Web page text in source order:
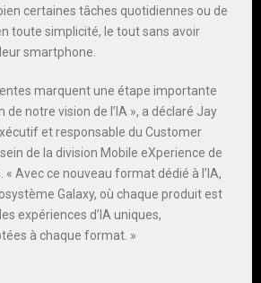
certaines tâches quotidiennes ou de
toute simplicité, le tout sans avoir
smartphone.
marquent une étape importante
notre vision de l’IA », a déclaré Jay
et responsable du Customer
de la division Mobile eXperience de
Avec ce nouveau format dédié à l’IA,
Galaxy, où chaque produit est
expériences d’IA uniques,
à chaque format. »